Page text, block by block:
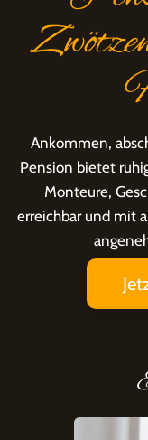
Ankommen,
Pension bietet
Monteure,
erreichbar und mit